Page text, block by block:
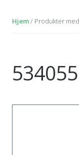
Hjem/ Produkter
534055